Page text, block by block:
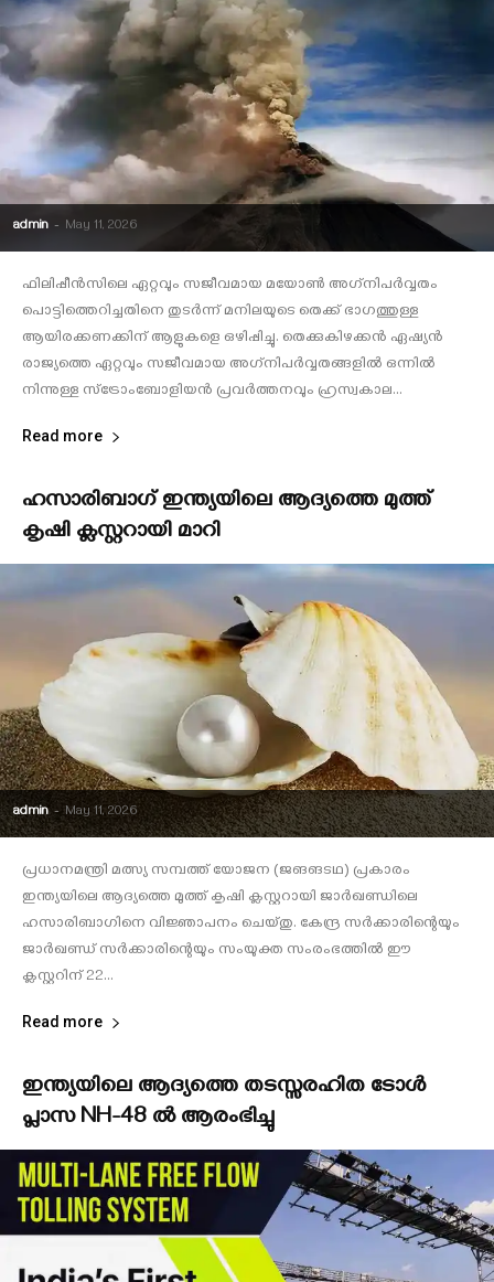
admin - May 11, 2026
ഫിലിപ്പീന്‍സിലെ ഏറ്റവും സജീവമായ മയോണ്‍ അഗ്‌നിപര്‍വ്വതം
പൊട്ടിത്തെറിച്ചതിനെ തുടര്‍ന്ന് മനിലയുടെ തെക്ക് ഭാഗത്തുള്ള
ആയിരക്കണക്കിന് ആളുകളെ ഒഴിപ്പിച്ചു. തെക്കുകിഴക്കന്‍ ഏഷ്യന്‍
രാജ്യത്തെ ഏറ്റവും സജീവമായ അഗ്‌നിപര്‍വ്വതങ്ങളില്‍ ഒന്നില്‍
നിന്നുള്ള സ്‌ട്രോംബോളിയന്‍ പ്രവര്‍ത്തനവും ഹ്രസ്വകാല...
Read more
ഹസാരിബാഗ് ഇന്ത്യയിലെ ആദ്യത്തെ മുത്ത്
കൃഷി ക്ലസ്റ്ററായി മാറി
admin - May 11, 2026
പ്രധാനമന്ത്രി മത്സ്യ സമ്പത്ത് യോജന (ജങങടഥ) പ്രകാരം
ഇന്ത്യയിലെ ആദ്യത്തെ മുത്ത് കൃഷി ക്ലസ്റ്ററായി ജാര്‍ഖണ്ഡിലെ
ഹസാരിബാഗിനെ വിജ്ഞാപനം ചെയ്തു. കേന്ദ്ര സര്‍ക്കാരിന്റെയും
ജാര്‍ഖണ്ഡ് സര്‍ക്കാരിന്റെയും സംയുക്ത സംരംഭത്തില്‍ ഈ
ക്ലസ്റ്ററിന് 22...
Read more
ഇന്ത്യയിലെ ആദ്യത്തെ തടസ്സരഹിത ടോൾ
പ്ലാസ NH-48 ൽ ആരംഭിച്ചു